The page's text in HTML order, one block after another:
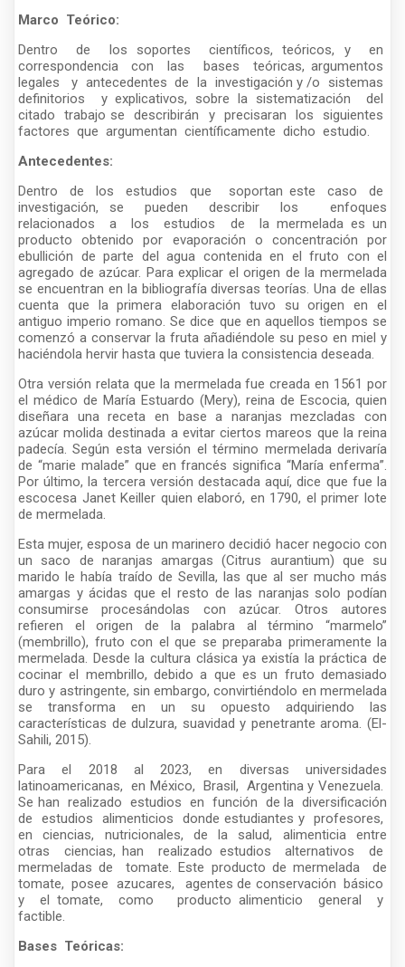
Marco Teórico:
Dentro de los soportes científicos, teóricos, y en
correspondencia con las bases teóricas, argumentos
legales y antecedentes de la investigación y /o sistemas
definitorios y explicativos, sobre la sistematización del
citado trabajo se describirán y precisaran los siguientes
factores que argumentan científicamente dicho estudio.
Antecedentes:
Dentro de los estudios que soportan este caso de
investigación, se pueden describir los enfoques
relacionados a los estudios de la mermelada es un
producto obtenido por evaporación o concentración por
ebullición de parte del agua contenida en el fruto con el
agregado de azúcar. Para explicar el origen de la mermelada
se encuentran en la bibliografía diversas teorías. Una de ellas
cuenta que la primera elaboración tuvo su origen en el
antiguo imperio romano. Se dice que en aquellos tiempos se
comenzó a conservar la fruta añadiéndole su peso en miel y
haciéndola hervir hasta que tuviera la consistencia deseada.
Otra versión relata que la mermelada fue creada en 1561 por
el médico de María Estuardo (Mery), reina de Escocia, quien
diseñara una receta en base a naranjas mezcladas con
azúcar molida destinada a evitar ciertos mareos que la reina
padecía. Según esta versión el término mermelada derivaría
de “marie malade” que en francés significa “María enferma”.
Por último, la tercera versión destacada aquí, dice que fue la
escocesa Janet Keiller quien elaboró, en 1790, el primer lote
de mermelada.
Esta mujer, esposa de un marinero decidió hacer negocio con
un saco de naranjas amargas (Citrus aurantium) que su
marido le había traído de Sevilla, las que al ser mucho más
amargas y ácidas que el resto de las naranjas solo podían
consumirse procesándolas con azúcar. Otros autores
refieren el origen de la palabra al término “marmelo”
(membrillo), fruto con el que se preparaba primeramente la
mermelada. Desde la cultura clásica ya existía la práctica de
cocinar el membrillo, debido a que es un fruto demasiado
duro y astringente, sin embargo, convirtiéndolo en mermelada
se transforma en un su opuesto adquiriendo las
características de dulzura, suavidad y penetrante aroma. (El-
Sahili, 2015).
Para el 2018 al 2023, en diversas universidades
latinoamericanas, en México, Brasil, Argentina y Venezuela.
Se han realizado estudios en función de la diversificación
de estudios alimenticios donde estudiantes y profesores,
en ciencias, nutricionales, de la salud, alimenticia entre
otras ciencias, han realizado estudios alternativos de
mermeladas de tomate. Este producto de mermelada de
tomate, posee azucares, agentes de conservación básico
y el tomate, como producto alimenticio general y
factible.
Bases Teóricas: